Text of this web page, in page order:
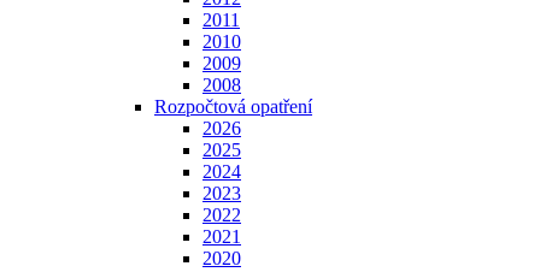
2011
2010
2009
2008
Rozpočtová opatření
2026
2025
2024
2023
2022
2021
2020